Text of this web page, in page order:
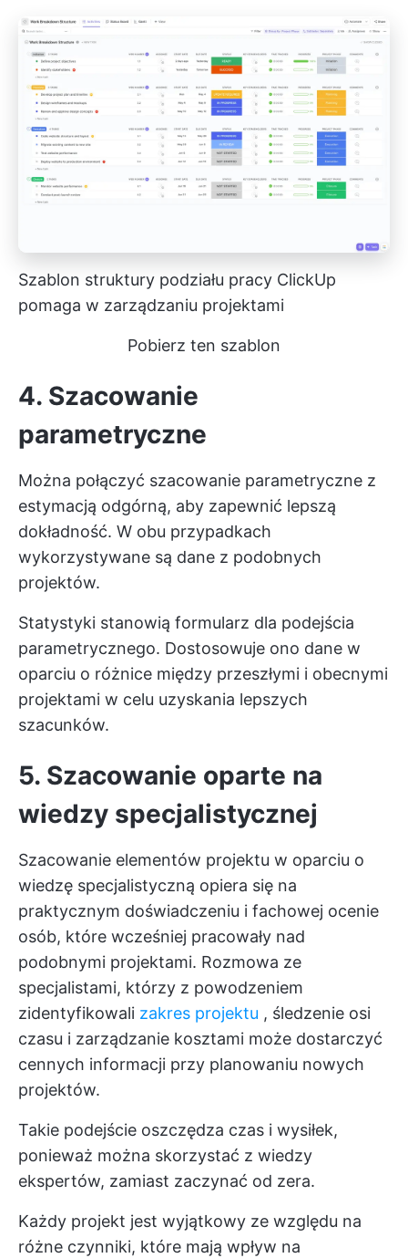
Szablon struktury podziału pracy ClickUp
pomaga w zarządzaniu projektami
Pobierz ten szablon
4. Szacowanie
parametryczne
Można połączyć szacowanie parametryczne z
estymacją odgórną, aby zapewnić lepszą
dokładność. W obu przypadkach
wykorzystywane są dane z podobnych
projektów.
Statystyki stanowią formularz dla podejścia
parametrycznego. Dostosowuje ono dane w
oparciu o różnice między przeszłymi i obecnymi
projektami w celu uzyskania lepszych
szacunków.
5. Szacowanie oparte na
wiedzy specjalistycznej
Szacowanie elementów projektu w oparciu o
wiedzę specjalistyczną opiera się na
praktycznym doświadczeniu i fachowej ocenie
osób, które wcześniej pracowały nad
podobnymi projektami. Rozmowa ze
specjalistami, którzy z powodzeniem
zidentyfikowali zakres projektu , śledzenie osi
czasu i zarządzanie kosztami może dostarczyć
cennych informacji przy planowaniu nowych
projektów.
Takie podejście oszczędza czas i wysiłek,
ponieważ można skorzystać z wiedzy
ekspertów, zamiast zaczynać od zera.
Każdy projekt jest wyjątkowy ze względu na
różne czynniki, które mają wpływ na